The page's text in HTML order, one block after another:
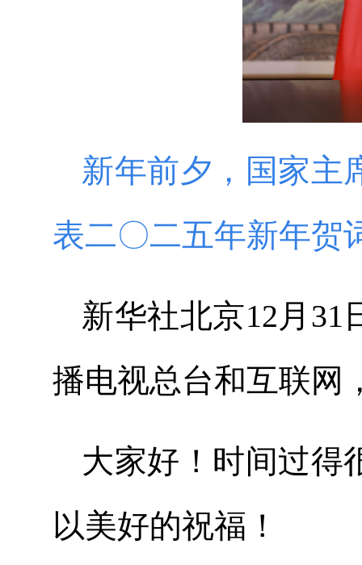
新年前夕，国家主
表二〇二五年新年贺
新华社北京12月
播电视总台和互联网
大家好！时间过得
以美好的祝福！